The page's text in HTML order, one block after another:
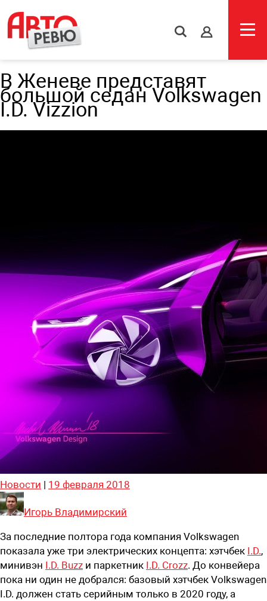
s
В Женеве представят
большой седан Volkswagen
I.D. Vizzion
Новости | 19 февраля 2018
Игорь Владимирский
За последние полтора года компания Volkswagen
показала уже три электрических концепта: хэтчбек I.D.,
минивэн I.D. Buzz и паркетник I.D. Crozz. До конвейера
пока ни один не добрался: базовый хэтчбек Volkswagen
I.D. должен стать серийным только в 2020 году, а